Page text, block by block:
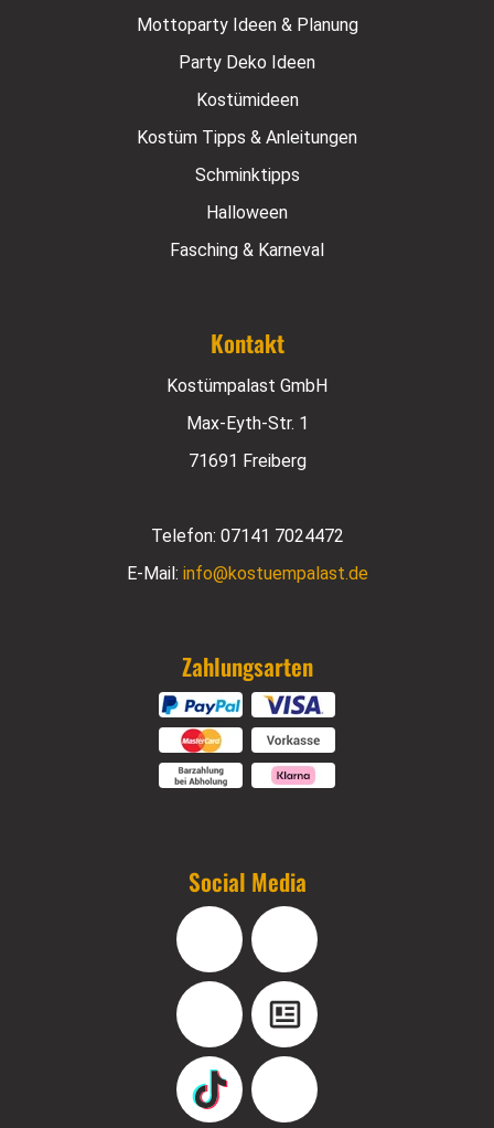
Mottoparty Ideen & Planung
Party Deko Ideen
Kostümideen
Kostüm Tipps & Anleitungen
Schminktipps
Halloween
Fasching & Karneval
Kontakt
Kostümpalast GmbH
Max-Eyth-Str. 1
71691 Freiberg
Telefon: 07141 7024472
E-Mail: info@kostuempalast.de
Zahlungsarten
Social Media
Facebook Instagram
YouTube Blog
TikTok Pinterest